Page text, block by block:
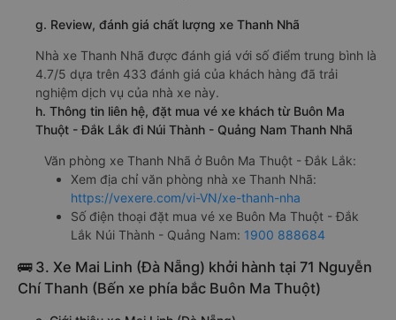
limousine 400000đ/vé
g. Review, đánh giá chất lượng xe Thanh Nhã
Nhà xe Thanh Nhã được đánh giá với số điểm trung bình là
4.7/5 dựa trên 433 đánh giá của khách hàng đã trải
nghiệm dịch vụ của nhà xe này.
h. Thông tin liên hệ, đặt mua vé xe khách từ Buôn Ma
Thuột - Đắk Lắk đi Núi Thành - Quảng Nam Thanh Nhã
Văn phòng xe Thanh Nhã ở Buôn Ma Thuột - Đắk Lắk:
Xem địa chỉ văn phòng nhà xe Thanh Nhã:
https://vexere.com/vi-VN/xe-thanh-nha
Số điện thoại đặt mua vé xe Buôn Ma Thuột - Đắk
Lắk Núi Thành - Quảng Nam:1900 888684